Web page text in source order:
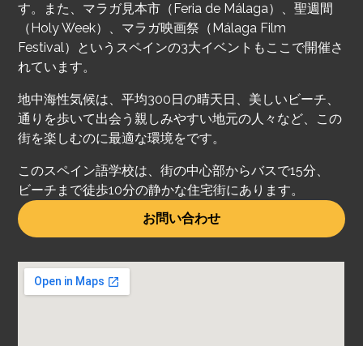
す。また、マラガ見本市（Feria de Málaga）、聖週間
（Holy Week）、マラガ映画祭（Málaga Film
Festival）というスペインの3大イベントもここで開催さ
れています。
地中海性気候は、平均300日の晴天日、美しいビーチ、
通りを歩いて出会う親しみやすい地元の人々など、この
街を楽しむのに最適な環境をです。
このスペイン語学校は、街の中心部からバスで15分、
ビーチまで徒歩10分の静かな住宅街にあります。
お問い合わせ